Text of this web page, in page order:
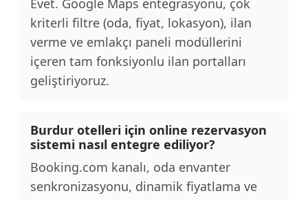
Evet. Google Maps entegrasyonu, çok
kriterli filtre (oda, fiyat, lokasyon), ilan
verme ve emlakçı paneli modüllerini
içeren tam fonksiyonlu ilan portalları
geliştiriyoruz.
Burdur otelleri için online rezervasyon
sistemi nasıl entegre ediliyor?
Booking.com kanalı, oda envanter
senkronizasyonu, dinamik fiyatlama ve